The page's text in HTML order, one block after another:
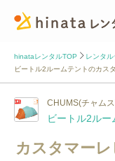
hinataレンタルTOP レンタ
ビートル2ルームテントのカス
CHUMS(チャム
ビートル2ルー
カスタマー